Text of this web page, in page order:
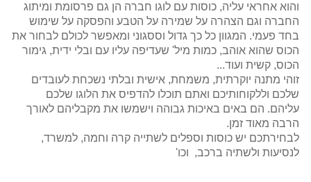
והוא אחראי עליה, כוסות עם לוגו חברה הן גם פרסומת ומיתוג
החברה וגם הצהרה על שמירה על הטבע והפסקה על שימוש
בחד פעמי. המגוון כל כך גדול וססגוני ומאפשר לכולם לבחור את
הכוס שהוא אוהב, כמות מיל' שעדיפה עליו עם ובלי ידית, גימור
הכוס, קשית ועוד...
זוהי מתנה יוקרתית, משמחת, אישית ובלתי נשכחת לעובדים
שלכם וללקוחותיכם ואתם תוכלו להדפיס את הלוגו שלכם
עליהם. הם באים באיכות גבוהה וישמשו את מקבליהם לאורך
הרבה מאוד זמן.
לבחירתכם יש כוסות וספלים לשתייה קרה וחמה, למשרד,
לנסיעות ולשתיה ברכב, וכו'